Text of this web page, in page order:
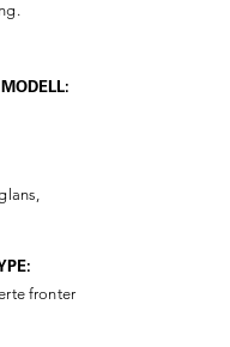
fronter